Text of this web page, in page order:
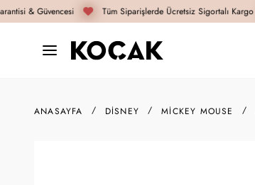
& Güvencesi Tüm Siparişlerde Ücretsiz Sigortalı Kargo
ANASAYFA DISNEY MICKEY MOUSE